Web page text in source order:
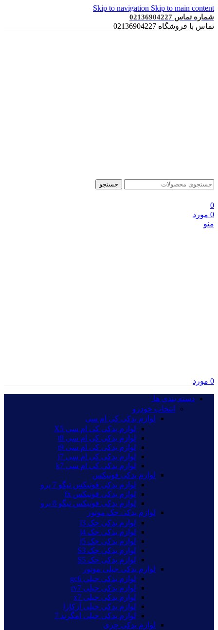
Skip to navigation Skip to main content
شماره تماس 02136904227
تماس با فروشگاه 02136904227
جستجو
0
0 مورد
منو
0 مورد
دسته بندی ها‏‏‎ ‎
انتخاب خودرو
لوازم یدکی کی ام سی
لوازم یدکی کی ام سی X5
لوازم یدکی کی ام سی t8
لوازم یدکی کی ام سی t9
لوازم یدکی کی ام سی j7
لوازم یدکی کی ام سی k7
لوازم یدکی فونیکس
لوازم یدکی فونیکس تیگو 7 پرو
لوازم یدکی فونیکس fx
لوازم یدکی فونیکس تیگو 8 پرو
لوازم یدکی جک موتور
لوازم یدکی جک j3
لوازم یدکی جک j4
لوازم یدکی جک j5
لوازم یدکی جک S3
لوازم یدکی جک S5
لوازم یدکی جیلی موتور
لوازم یدکی جیلی gc6
لوازم یدکی جیلی rv7
لوازم یدکی جیلی x7
لوازم یدکی جیلی آزکارا
لوازم یدکی جیلی امگرند 7
لوازم یدکی چری